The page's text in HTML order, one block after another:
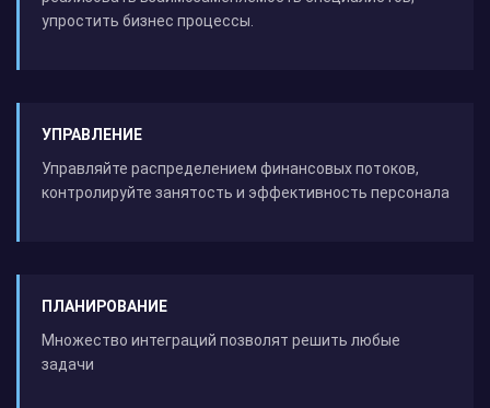
упростить бизнес процессы.
УПРАВЛЕНИЕ
Управляйте распределением финансовых потоков,
контролируйте занятость и эффективность персонала
ПЛАНИРОВАНИЕ
Множество интеграций позволят решить любые
задачи